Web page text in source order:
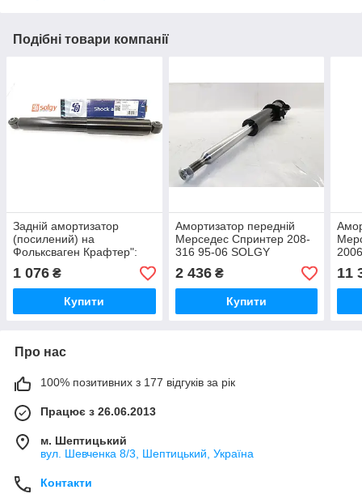
Подібні товари компанії
Задній амортизатор
(посилений) на
Фольксваген Крафтер":
2006-> SOLGY (Іспанія)
211037
1 076 ₴
Купити
Амортизатор передній
Мерседес Спринтер 208-
316 95-06 SOLGY
(Іспанія) 211001
2 436₴
Купити
11
Про нас
100% позитивних з 177 відгуків за рік
Працює з 26.06.2013
м. Шептицький
вул. Шевченка 8/3, Шептицький, Україна
Контакти